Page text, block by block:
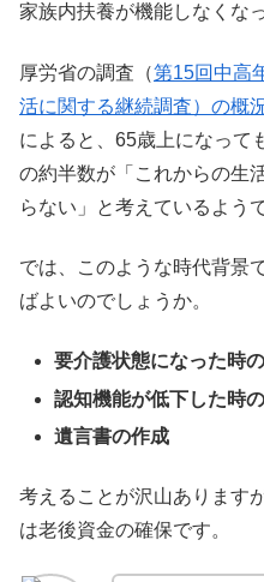
家族内扶養が機能しなくな
厚労省の調査（第15回中高
活に関する継続調査）の概
によると、65歳上になって
の約半数が「これからの生
らない」と考えているよう
では、このような時代背景
ばよいのでしょうか。
要介護状態になった時
認知機能が低下した時
遺言書の作成
考えることが沢山あります
は老後資金の確保です。